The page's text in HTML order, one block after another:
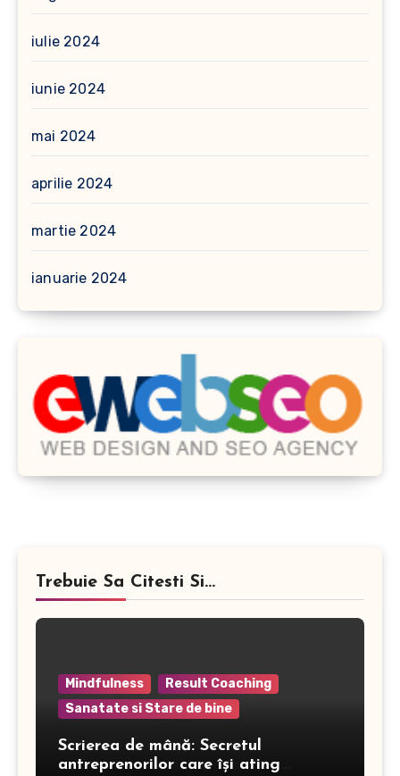
iulie 2024
iunie 2024
mai 2024
aprilie 2024
martie 2024
ianuarie 2024
Trebuie Sa Citesti Si...
Mindfulness
Result Coaching
Sanatate si Stare de bine
Scrierea de mână: Secretul
antreprenorilor care își ating